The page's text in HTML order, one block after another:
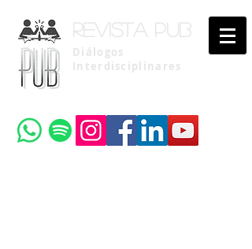
Revista pub
Diálogos
Interdisciplinares